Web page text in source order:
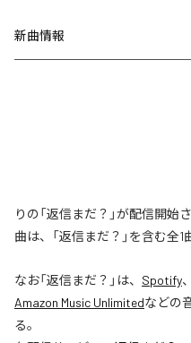
新曲情報
りの「返信まだ？」が配信開
曲は、「返信まだ？」を含む全1
なお「返信まだ？ 」は、 Spotify、
Amazon Music Unlimitedなどの
る。